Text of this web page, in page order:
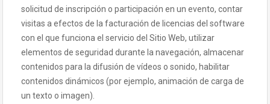
solicitud de inscripción o participación en un evento, contar
visitas a efectos de la facturación de licencias del software
con el que funciona el servicio del Sitio Web, utilizar
elementos de seguridad durante la navegación, almacenar
contenidos para la difusión de vídeos o sonido, habilitar
contenidos dinámicos (por ejemplo, animación de carga de
un texto o imagen).